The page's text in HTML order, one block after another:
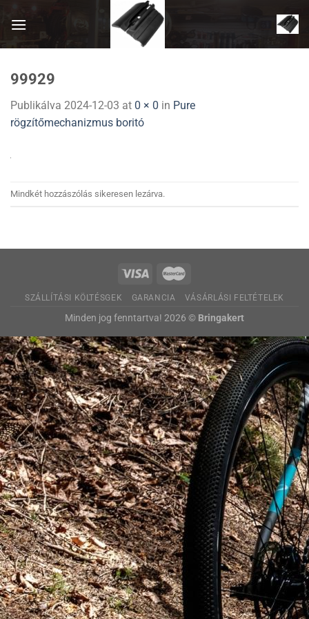
99929
Publikálva 2024-12-03 at 0 × 0 in Pure
rögzítőmechanizmus boritó
Mindkét hozzászólás sikeresen lezárva.
SZÁLLÍTÁSI KÖLTÉSGEK GARANCIA VÁSÁRLÁSI FELTÉTELEK
Minden jog fenntartva! 2026 © Bringakert